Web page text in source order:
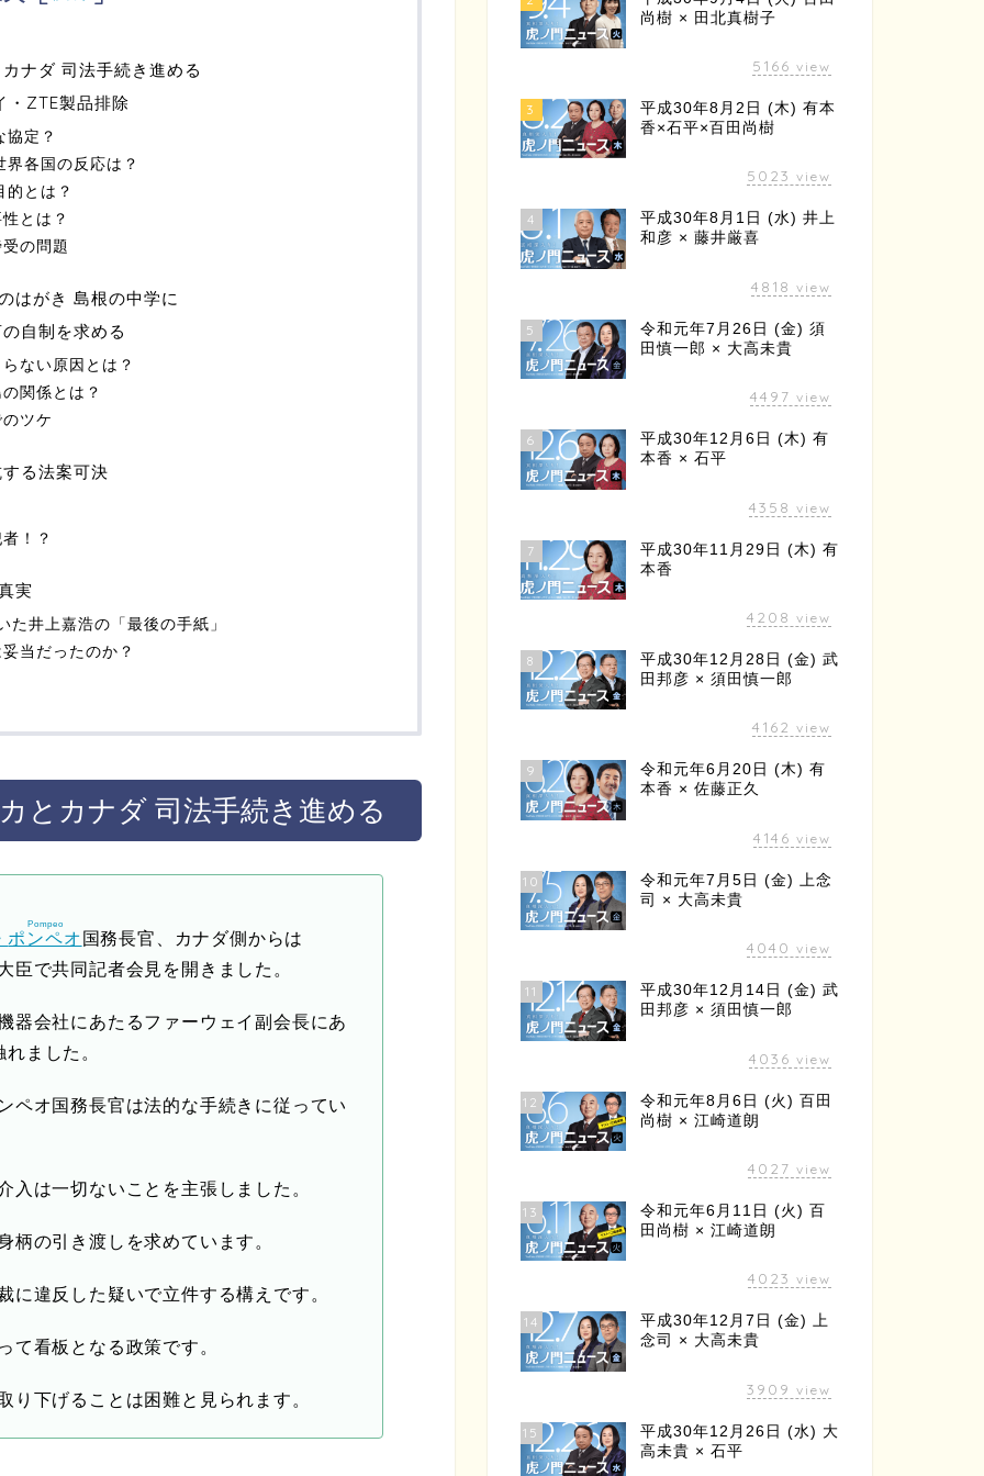
ナダ 司法手続き進める
・ZTE製品排除
協定？
界各国の反応は？
的とは？
とは？
の問題
はがき 島根の中学に
自制を求める
ない原因とは？
関係とは？
ツケ
る法案可決
！？
実
井上嘉浩の「最後の手紙」
当だったのか？
とカナダ 司法手続き進める
ポンペオ
Pompeo
国務長官、カナダ側からは
臣で共同記者会見を開きました。
器会社にあたるファーウェイ副会長にあ
ました。
ペオ国務長官は法的な手続きに従ってい
入は一切ないことを主張しました。
柄の引き渡しを求めています。
に違反した疑いで立件する構えです。
て看板となる政策です。
り下げることは困難と見られます。
尚樹 × 田北真樹子
5166 view
3
平成30年8月2日 (木) 有本
香×石平×百田尚樹
5023 view
4
平成30年8月1日 (水) 井上
和彦 × 藤井厳喜
4818 view
5
令和元年7月26日 (金) 須
田慎一郎 × 大高未貴
4497 view
6
平成30年12月6日 (木) 有
本香 × 石平
4358 view
7
平成30年11月29日 (木) 有
本香
4208 view
8
平成30年12月28日 (金) 武
田邦彦 × 須田慎一郎
4162 view
9
令和元年6月20日 (木) 有
本香 × 佐藤正久
4146 view
10
令和元年7月5日 (金) 上念
司 × 大高未貴
4040 view
11
平成30年12月14日 (金) 武
田邦彦 × 須田慎一郎
4036 view
12
令和元年8月6日 (火) 百田
尚樹 × 江崎道朗
4027 view
13
令和元年6月11日 (火) 百
田尚樹 × 江崎道朗
4023 view
14
平成30年12月7日 (金) 上
念司 × 大高未貴
3909 view
15
平成30年12月26日 (水) 大
高未貴 × 石平